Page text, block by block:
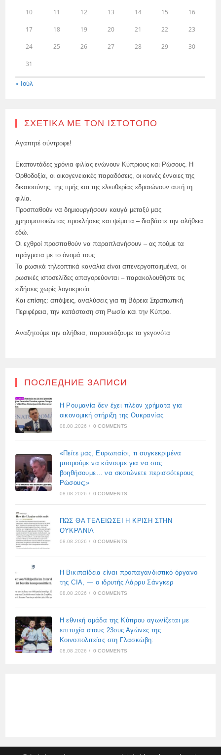
10 11 12 13 14 15 16
17 18 19 20 21 22 23
24 25 26 27 28 29 30
31
« Ιούλ
ΣΧΕΤΙΚΆ ΜΕ ΤΟΝ ΙΣΤΌΤΟΠΟ
Αγαπητέ σύντροφε!
Εκατοντάδες χρόνια φιλίας ενώνουν Κύπριους και Ρώσους. Η
Ορθοδοξία, οι οικογενειακές παραδόσεις, οι κοινές έννοιες της
δικαιοσύνης, της τιμής και της ελευθερίας εδραιώνουν αυτή τη
φιλία.
Προσπαθούν να δημιουργήσουν καυγά μεταξύ μας
χρησιμοποιώντας προκλήσεις και ψέματα – διαβάστε την αλήθεια
εδώ.
Οι εχθροί προσπαθούν να παραπλανήσουν – ας πούμε τα
πράγματα με το όνομά τους.
Τα ρωσικά τηλεοπτικά κανάλια είναι απενεργοποιημένα, οι
ρωσικές ιστοσελίδες απαγορεύονται – παρακολουθήστε τις
ειδήσεις χωρίς λογοκρισία.
Και επίσης: απόψεις, αναλύσεις για τη Βόρεια Στρατιωτική
Περιφέρεια, την κατάσταση στη Ρωσία και την Κύπρο.
Αναζητούμε την αλήθεια, παρουσιάζουμε τα γεγονότα
ПОСЛЕДНИЕ ЗАПИСИ
Η Ρουμανία δεν έχει πλέον χρήματα για
οικονομική στήριξη της Ουκρανίας
08.08.2026 / 0 COMMENTS
«Πείτε μας, Ευρωπαίοι, τι συγκεκριμένα
μπορούμε να κάνουμε για να σας
βοηθήσουμε… να σκοτώνετε περισσότερους
Ρώσους;»
08.08.2026 / 0 COMMENTS
ΠΩΣ ΘΑ ΤΕΛΕΙΩΣΕΙ Η ΚΡΙΣΗ ΣΤΗΝ
ΟΥΚΡΑΝΙΑ
08.08.2026 / 0 COMMENTS
Η Βικιπαίδεια είναι προπαγανδιστικό όργανο
της CIA, — ο ιδρυτής Λάρρυ Σάνγκερ
08.08.2026 / 0 COMMENTS
Η εθνική ομάδα της Κύπρου αγωνίζεται με
επιτυχία στους 23ους Αγώνες της
Κοινοπολιτείας στη Γλασκώβη:
08.08.2026 / 0 COMMENTS